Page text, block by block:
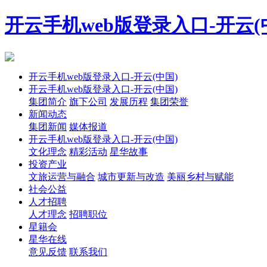
开云手机web版登录入口-开云(
开云手机web版登录入口-开云(中国)
开云手机web版登录入口-开云(中国)
集团简介 旗下公司 发展历程 集团荣誉
新闻动态
集团新闻 媒体报道
开云手机web版登录入口-开云(中国)
文化理念 精彩活动 星华故事
投资产业
文旅运营与融合 城市更新与改造 美丽乡村与赋能
社会公益
人才招聘
人才理念 招聘职位
星籍会
星华在线
意见反馈 联系我们